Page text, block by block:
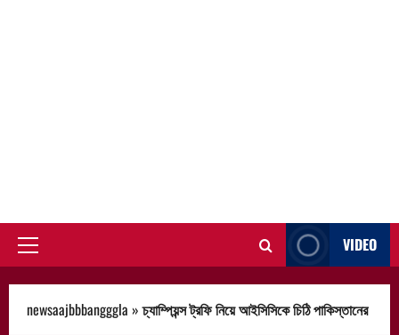
Primary
VIDEO
newsaajbbbangggla »চ্যাম্পিয়ন্স ট্রফি নিয়ে আইসিসিকে চিঠি পাকিস্তানের